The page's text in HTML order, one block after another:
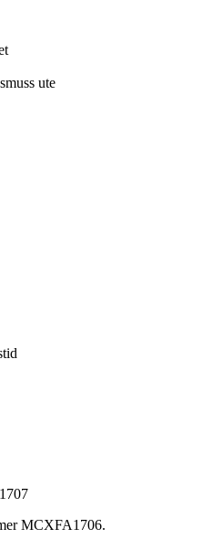
ute
MCXFA1706.